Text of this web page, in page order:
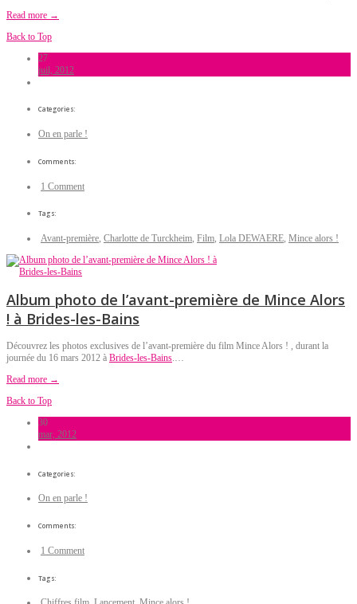
Read more →
Back to Top
27
juil, 2012
Categories:
On en parle !
Comments:
1 Comment
Tags:
Avant-première, Charlotte de Turckheim, Film, Lola DEWAERE, Mince alors !
Album photo de l’avant-première de Mince Alors
! à Brides-les-Bains
Découvrez les photos exclusives de l’avant-première du film Mince Alors ! , durant la
journée du 16 mars 2012 à Brides-les-Bains.…
Read more →
Back to Top
30
mar, 2012
Categories:
On en parle !
Comments:
1 Comment
Tags: